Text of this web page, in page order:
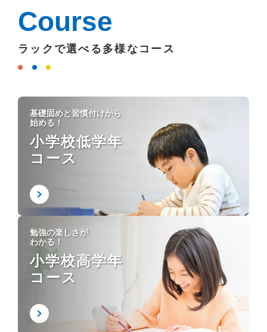
Course
ラックで選べる多様なコース
基礎固めと習慣付けから
始める！
小学校低学年
コース
勉強の楽しさが
わかる！
小学校高学年
コース